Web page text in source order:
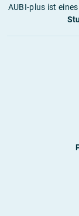
AUBI-plus ist